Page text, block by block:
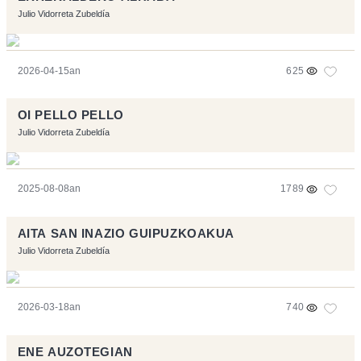
Julio Vidorreta Zubeldía
2026-04-15an 625
OI PELLO PELLO
Julio Vidorreta Zubeldía
2025-08-08an 1789
AITA SAN INAZIO GUIPUZKOAKUA
Julio Vidorreta Zubeldía
2026-03-18an 740
ENE AUZOTEGIAN